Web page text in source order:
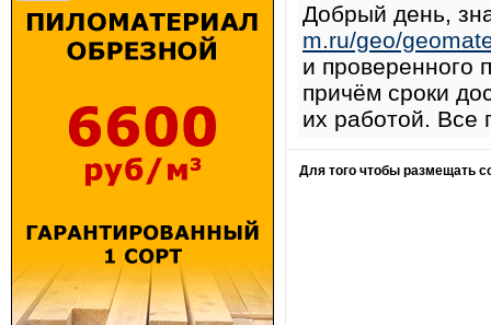
Добрый день,
m.ru/geo/
и проверенного
причём сроки
их работой. Все
Для того чтобы размещать